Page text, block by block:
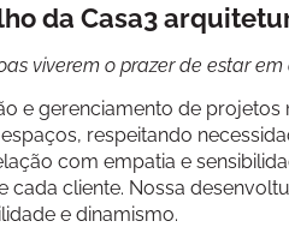
da Casa3
viverem o prazer de estar
e gerenciamento de
respeitando
com empatia e
cliente. Nossa
e dinamismo.